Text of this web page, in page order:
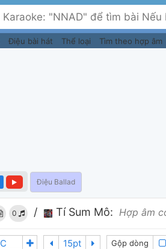
Điệu bài hát Thể loại Tìm theo hợp âm
Điệu Ballad
0 / Tí Sum Mô: Hợp âm
Gộp dòng